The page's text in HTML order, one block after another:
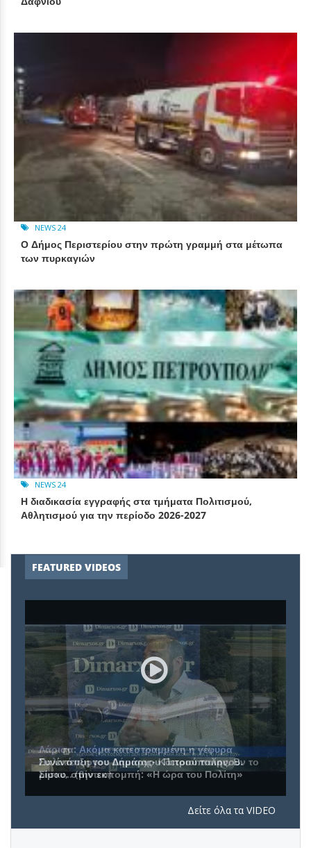
NEWS 24
Ο Δήμος Περιστερίου στην πρώτη γραμμή στα μέτωπα
των πυρκαγιών
NEWS 24
Η διαδικασία εγγραφής στα τμήματα Πολιτισμού,
Αθλητισμού για την περίοδο 2026-2027
FEATURED VIDEOS
Συνέντευξη του Δημάρχου Πετρούπολης, Β.
Σίμου, στην εκπομπή: «Η ώρα του Πολίτη»
Δείτε όλα τα VIDEO